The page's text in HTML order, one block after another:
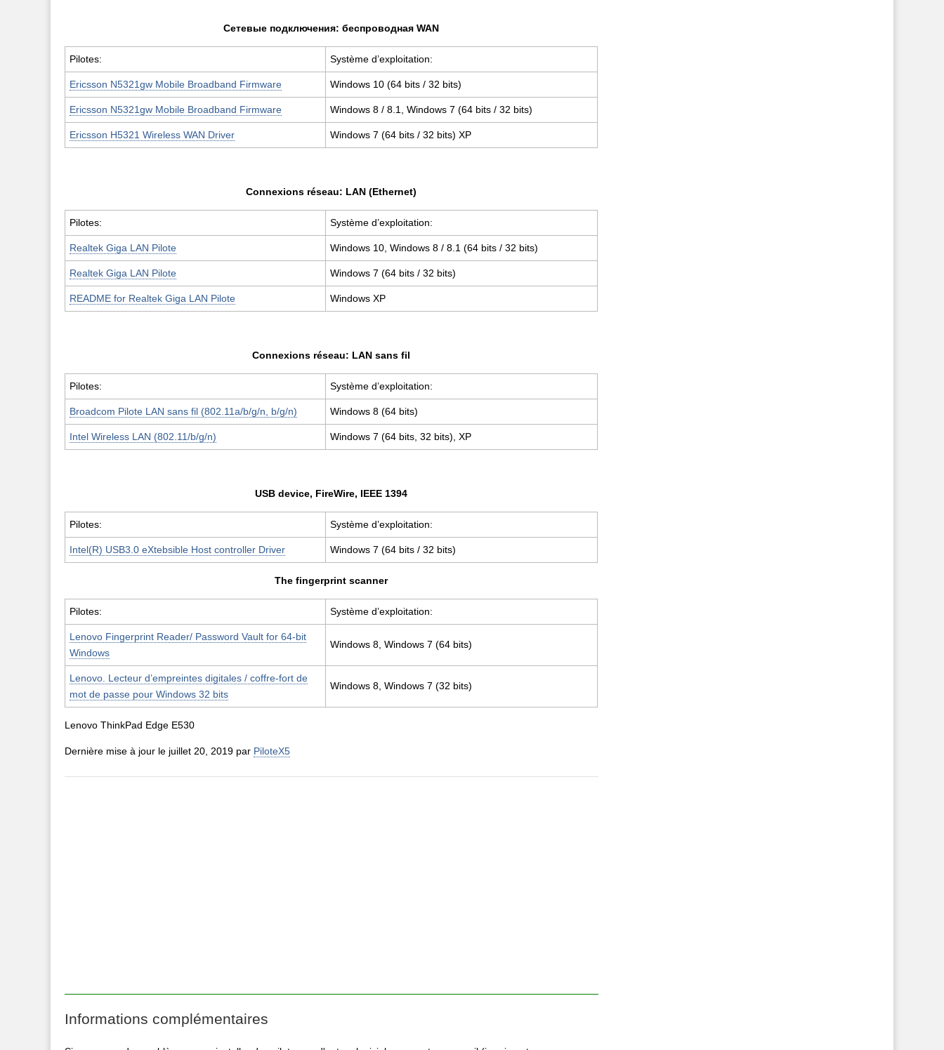
Сетевые подключения: беспроводная WAN
Pilotes: Système d’exploitation:
Ericsson N5321gw Mobile Broadband Firmware Windows 10 (64 bits / 32 bits)
Ericsson N5321gw Mobile Broadband Firmware Windows 8 / 8.1, Windows 7 (64 bits / 32 bits)
Ericsson H5321 Wireless WAN Driver Windows 7 (64 bits / 32 bits) XP
Connexions réseau: LAN (Ethernet)
Pilotes: Système d’exploitation:
Realtek Giga LAN Pilote Windows 10, Windows 8 / 8.1 (64 bits / 32 bits)
Realtek Giga LAN Pilote Windows 7 (64 bits / 32 bits)
README for Realtek Giga LAN Pilote Windows XP
Connexions réseau: LAN sans fil
Pilotes: Système d’exploitation:
Broadcom Pilote LAN sans fil (802.11a/b/g/n, b/g/n) Windows 8 (64 bits)
Intel Wireless LAN (802.11/b/g/n) Windows 7 (64 bits, 32 bits), XP
USB device, FireWire, IEEE 1394
Pilotes: Système d’exploitation:
Intel(R) USB3.0 eXtebsible Host controller Driver Windows 7 (64 bits / 32 bits)
The fingerprint scanner
Pilotes: Système d’exploitation:
Lenovo Fingerprint Reader/ Password Vault for 64-bit
Windows
Windows 8, Windows 7 (64 bits)
Lenovo. Lecteur d’empreintes digitales / coffre-fort de
mot de passe pour Windows 32 bits
Windows 8, Windows 7 (32 bits)
Lenovo ThinkPad Edge E530
Dernière mise à jour le juillet 20, 2019 par PiloteX5
Informations complémentaires